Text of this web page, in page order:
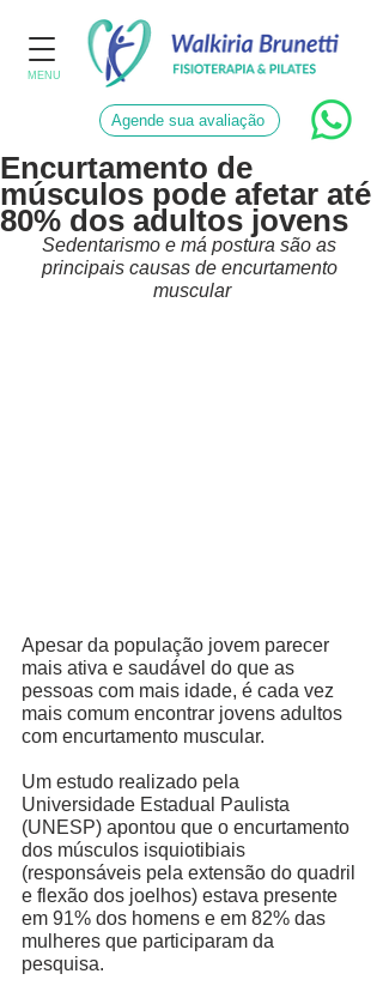
MENU
Agende sua avaliação
Encurtamento de
músculos pode afetar até
80% dos adultos jovens
Sedentarismo e má postura são as
principais causas de encurtamento
muscular
Apesar da população jovem parecer
mais ativa e saudável do que as
pessoas com mais idade, é cada vez
mais comum encontrar jovens adultos
com encurtamento muscular.
Um estudo realizado pela
Universidade Estadual Paulista
(UNESP) apontou que o encurtamento
dos músculos isquiotibiais
(responsáveis pela extensão do quadril
e flexão dos joelhos) estava presente
em 91% dos homens e em 82% das
mulheres que participaram da
pesquisa.